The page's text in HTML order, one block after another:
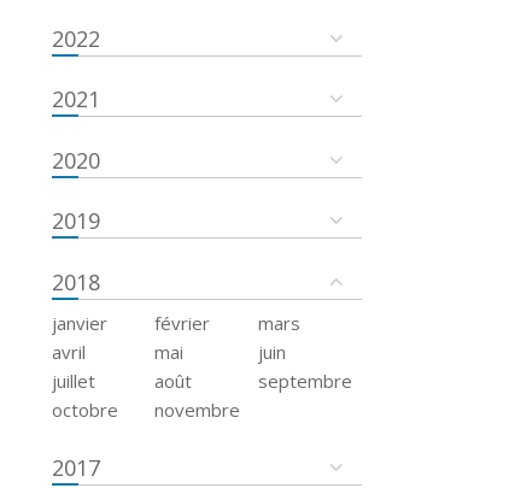
2022
2021
2020
2019
2018
janvier février
mars
avril
mai
juin
juillet
août
septembre
octobre
novembre
2017